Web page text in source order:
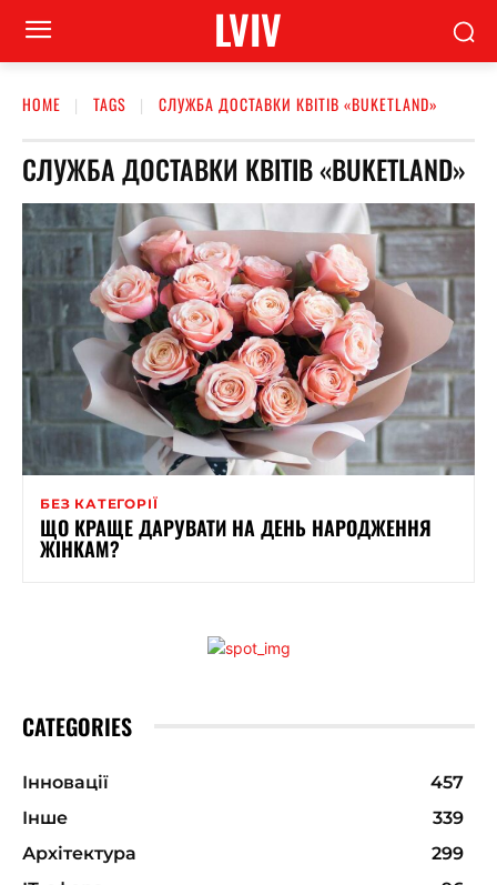
LVIV
HOME TAGS СЛУЖБА ДОСТАВКИ КВІТІВ «BUKETLAND»
СЛУЖБА ДОСТАВКИ КВІТІВ «BUKETLAND»
БЕЗ КАТЕГОРІЇ
ЩО КРАЩЕ ДАРУВАТИ НА ДЕНЬ НАРОДЖЕННЯ
ЖІНКАМ?
CATEGORIES
Інновації
457
Інше
339
Архітектура
299